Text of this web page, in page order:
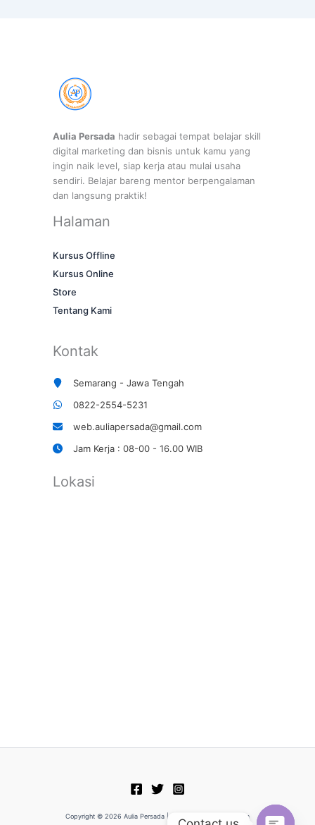
Aulia Persada hadir sebagai tempat belajar skill
digital marketing dan bisnis untuk kamu yang
ingin naik level, siap kerja atau mulai usaha
sendiri. Belajar bareng mentor berpengalaman
dan langsung praktik!
Halaman
Kursus Offline
Kursus Online
Store
Tentang Kami
Kontak
Semarang - Jawa Tengah
0822-2554-5231
web.auliapersada@gmail.com
Jam Kerja : 08-00 - 16.00 WIB
Lokasi
Copyright © 2026 Aulia Persada | Powered by Aulia Persada